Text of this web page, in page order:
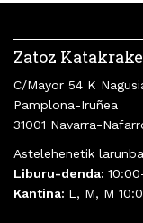
Zatoz
C/Mayor 54 K
Pamplona-Iruñea
31001 Navarra-
Astelehenetik
Liburu-denda:
Kantina: L, M, M